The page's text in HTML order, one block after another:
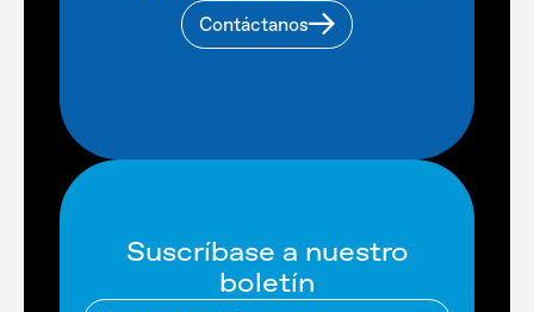
Contáctanos
Suscríbase a nuestro
boletín